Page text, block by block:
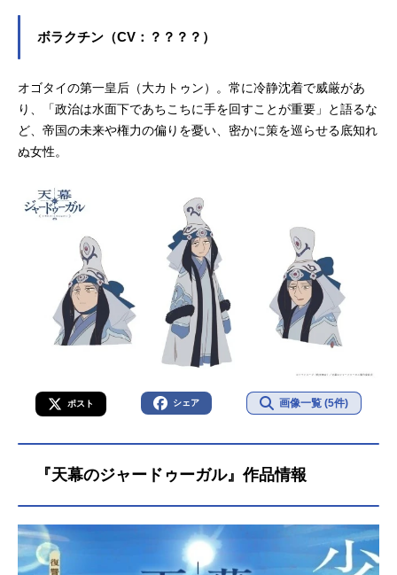
ボラクチン（CV：？？？？）
オゴタイの第一皇后（大カトゥン）。常に冷静沈着で威厳があ
り、「政治は水面下であちこちに手を回すことが重要」と語るな
ど、帝国の未来や権力の偏りを憂い、密かに策を巡らせる底知れ
ぬ女性。
ポスト シェア 画像一覧 (5件)
『天幕のジャードゥーガル』作品情報